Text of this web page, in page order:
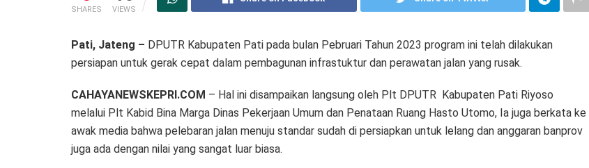
SHARES VIEWS
Pati, Jateng – DPUTR Kabupaten Pati pada bulan Pebruari Tahun 2023 program ini telah dilakukan
persiapan untuk gerak cepat dalam pembagunan infrastuktur dan perawatan jalan yang rusak.
CAHAYANEWSKEPRI.COM – Hal ini disampaikan langsung oleh Plt DPUTR Kabupaten Pati Riyoso
melalui Plt Kabid Bina Marga Dinas Pekerjaan Umum dan Penataan Ruang Hasto Utomo, Ia juga berkata ke
awak media bahwa pelebaran jalan menuju standar sudah di persiapkan untuk lelang dan anggaran banprov
juga ada dengan nilai yang sangat luar biasa.